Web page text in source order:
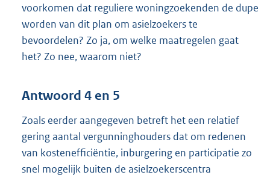
voorkomen dat reguliere woningzoekenden de dupe
worden van dit plan om asielzoekers te
bevoordelen? Zo ja, om welke maatregelen gaat
het? Zo nee, waarom niet?
Antwoord 4 en 5
Zoals eerder aangegeven betreft het een relatief
gering aantal vergunninghouders dat om redenen
van kostenefficiëntie, inburgering en participatie zo
snel mogelijk buiten de asielzoekerscentra